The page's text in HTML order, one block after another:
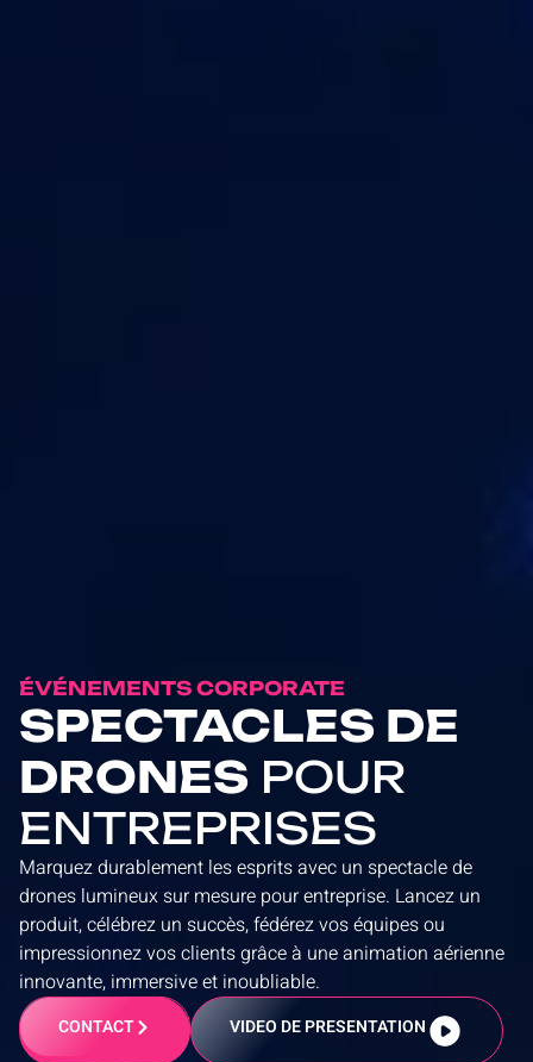
ÉVÉNEMENTS CORPORATE
SPECTACLES DE
DRONES POUR
ENTREPRISES
Marquez durablement les esprits avec un spectacle de
drones lumineux sur mesure pour entreprise. Lancez un
produit, célébrez un succès, fédérez vos équipes ou
impressionnez vos clients grâce à une animation aérienne
innovante, immersive et inoubliable.
CONTACT VIDEO DE PRESENTATION